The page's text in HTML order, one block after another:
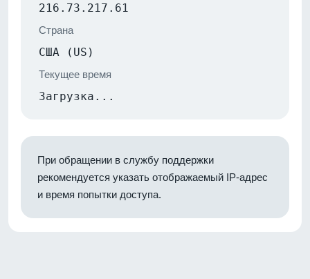
216.73.217.61
Страна
США (US)
Текущее время
Загрузка...
При обращении в службу поддержки
рекомендуется указать отображаемый IP-адрес
и время попытки доступа.